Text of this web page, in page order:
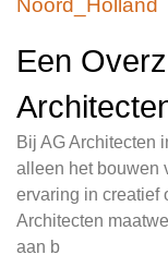
Een
Bij AG Architecten
alleen het bouwen
ervaring in creatief
Architecten
aan b